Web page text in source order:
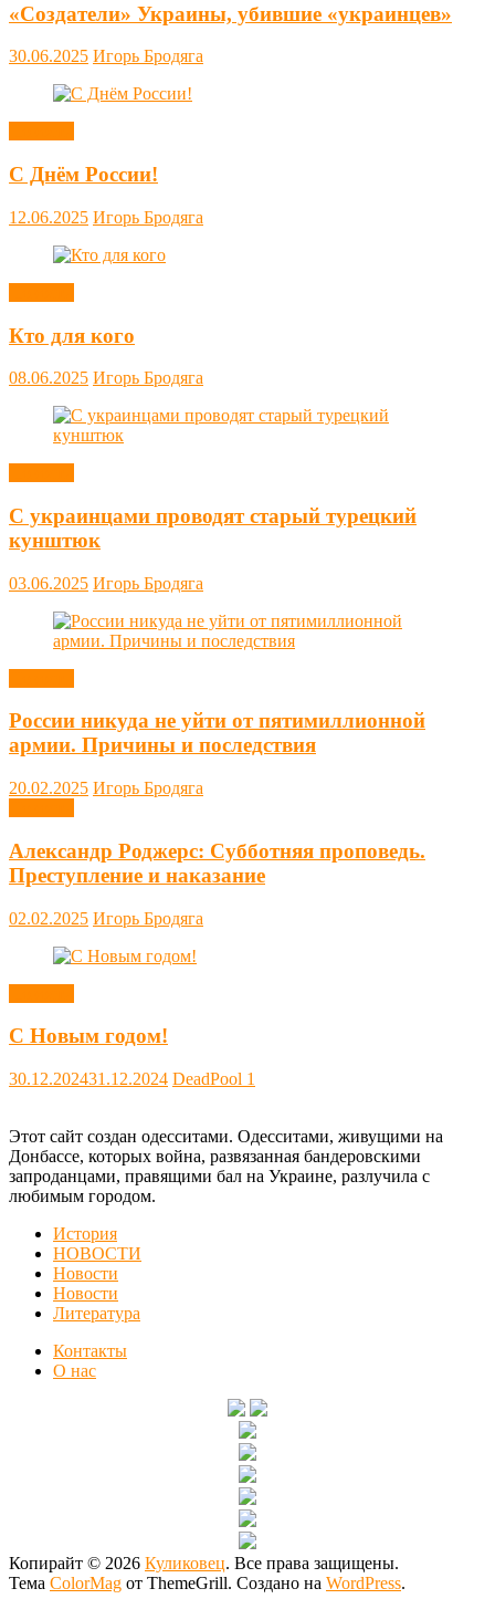
«Создатели» Украины, убившие «украинцев»
30.06.2025 Игорь Бродяга
С Днём России!
12.06.2025 Игорь Бродяга
Кто для кого
08.06.2025 Игорь Бродяга
С украинцами проводят старый турецкий
кунштюк
03.06.2025 Игорь Бродяга
России никуда не уйти от пятимиллионной
армии. Причины и последствия
20.02.2025 Игорь Бродяга
Александр Роджерс: Субботняя проповедь.
Преступление и наказание
02.02.2025 Игорь Бродяга
С Новым годом!
30.12.202431.12.2024 DeadPool 1
Этот сайт создан одесситами. Одесситами, живущими на
Донбассе, которых война, развязанная бандеровскими
запроданцами, правящими бал на Украине, разлучила с
любимым городом.
История
НОВОСТИ
Новости
Новости
Литература
Контакты
О нас
Копирайт © 2026 Куликовец. Все права защищены.
Тема ColorMag от ThemeGrill. Создано на WordPress.